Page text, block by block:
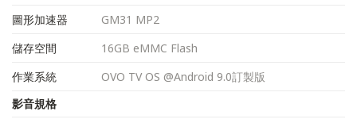
圖形加速器
GM31 MP2
儲存空間
16GB eMMC Flash
作業系統
OVO TV OS @Android 9.0訂製版
影音規格